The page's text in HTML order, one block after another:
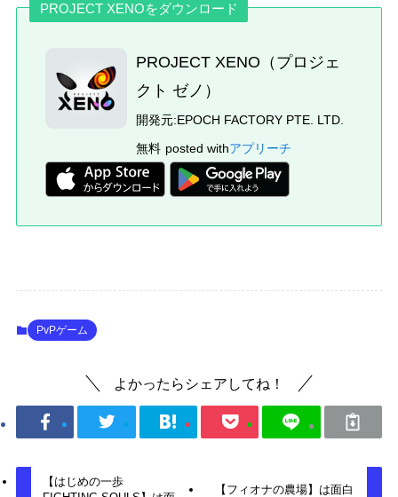
PROJECT XENOをダウンロード
PROJECT XENO（プロジェ
クト ゼノ）
開発元:EPOCH FACTORY PTE. LTD.
無料 posted withアプリーチ
PvPゲーム
よかったらシェアしてね！
【はじめの一歩
【フィオナの農場】は面白